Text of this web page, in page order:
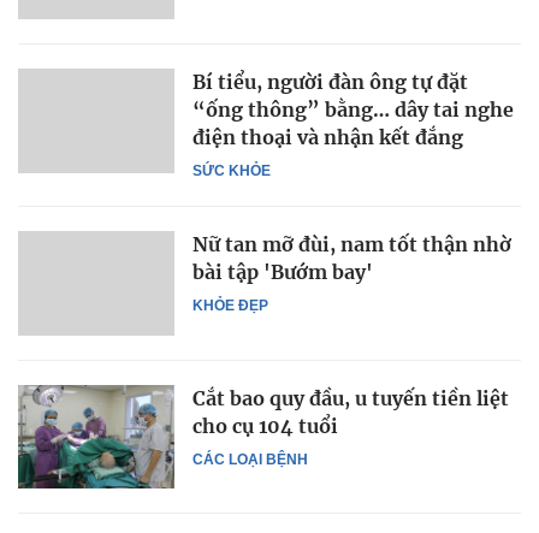
SỨC KHỎE
Bí tiểu, người đàn ông tự đặt
“ống thông” bằng… dây tai nghe
điện thoại và nhận kết đắng
KHỎE ĐẸP
Nữ tan mỡ đùi, nam tốt thận nhờ
bài tập 'Bướm bay'
CÁC LOẠI BỆNH
Cắt bao quy đầu, u tuyến tiền liệt
cho cụ 104 tuổi